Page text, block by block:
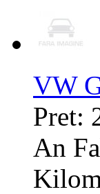
VW
Pret:
An